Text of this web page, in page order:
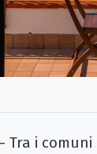
– Tra i